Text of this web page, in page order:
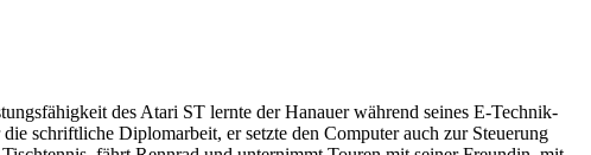
des Atari ST lernte der Hanauer während seines E-Technik-
schriftliche Diplomarbeit, er setzte den Computer auch zur Steuerung